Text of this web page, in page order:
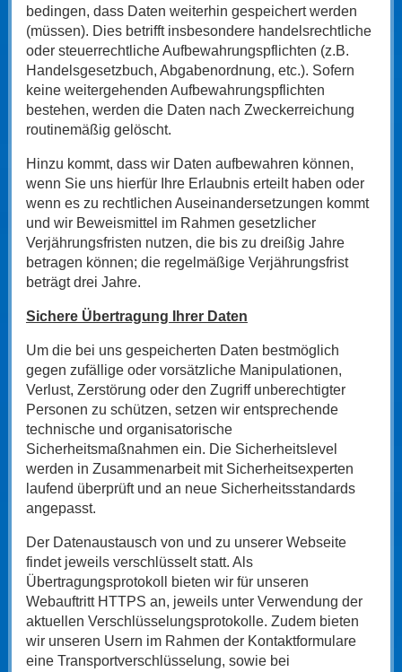
bedingen, dass Daten weiterhin gespeichert werden
(müssen). Dies betrifft insbesondere handelsrechtliche
oder steuerrechtliche Aufbewahrungspflichten (z.B.
Handelsgesetzbuch, Abgabenordnung, etc.). Sofern
keine weitergehenden Aufbewahrungspflichten
bestehen, werden die Daten nach Zweckerreichung
routinemäßig gelöscht.
Hinzu kommt, dass wir Daten aufbewahren können,
wenn Sie uns hierfür Ihre Erlaubnis erteilt haben oder
wenn es zu rechtlichen Auseinandersetzungen kommt
und wir Beweismittel im Rahmen gesetzlicher
Verjährungsfristen nutzen, die bis zu dreißig Jahre
betragen können; die regelmäßige Verjährungsfrist
beträgt drei Jahre.
Sichere Übertragung Ihrer Daten
Um die bei uns gespeicherten Daten bestmöglich
gegen zufällige oder vorsätzliche Manipulationen,
Verlust, Zerstörung oder den Zugriff unberechtigter
Personen zu schützen, setzen wir entsprechende
technische und organisatorische
Sicherheitsmaßnahmen ein. Die Sicherheitslevel
werden in Zusammenarbeit mit Sicherheitsexperten
laufend überprüft und an neue Sicherheitsstandards
angepasst.
Der Datenaustausch von und zu unserer Webseite
findet jeweils verschlüsselt statt. Als
Übertragungsprotokoll bieten wir für unseren
Webauftritt HTTPS an, jeweils unter Verwendung der
aktuellen Verschlüsselungsprotokolle. Zudem bieten
wir unseren Usern im Rahmen der Kontaktformulare
eine Transportverschlüsselung, sowie bei